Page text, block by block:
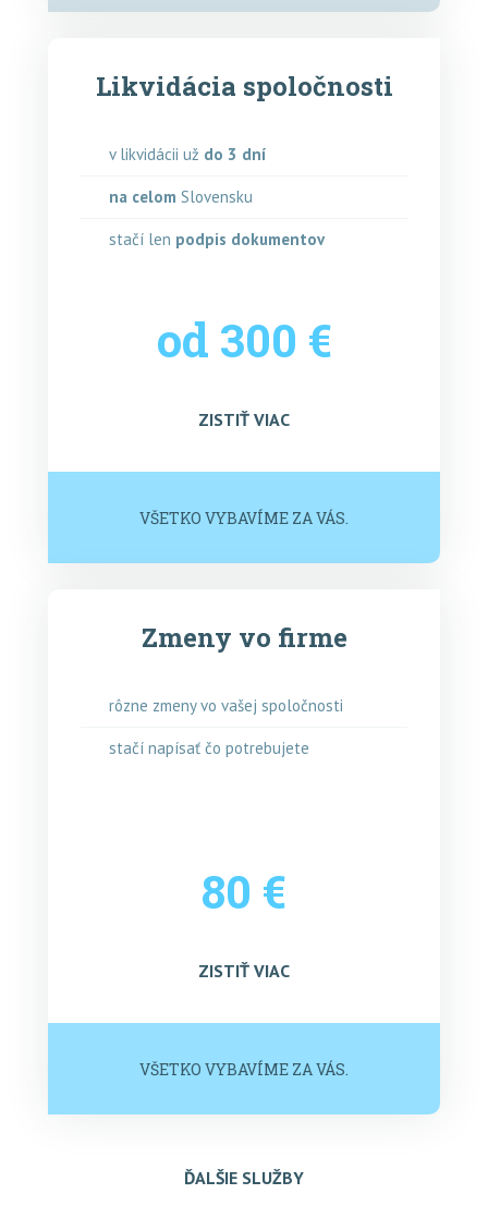
Likvidácia spoločnosti
v likvidácii už do 3 dní
na celom Slovensku
stačí len podpis dokumentov
od 300 €
ZISTIŤ VIAC
VŠETKO VYBAVÍME ZA VÁS.
Zmeny vo firme
rôzne zmeny vo vašej spoločnosti
stačí napísať čo potrebujete
80 €
ZISTIŤ VIAC
VŠETKO VYBAVÍME ZA VÁS.
ĎALŠIE SLUŽBY